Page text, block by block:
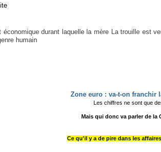
économique durant laquelle la mère La trouille est
humain
Zone euro : va-t-on franchir
Les chiffres ne sont que
Mais qui donc va parler de la
Ce qu'il y a de pire dans les